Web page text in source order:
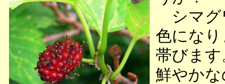
シマグ
色にな
帯びま
鮮やか